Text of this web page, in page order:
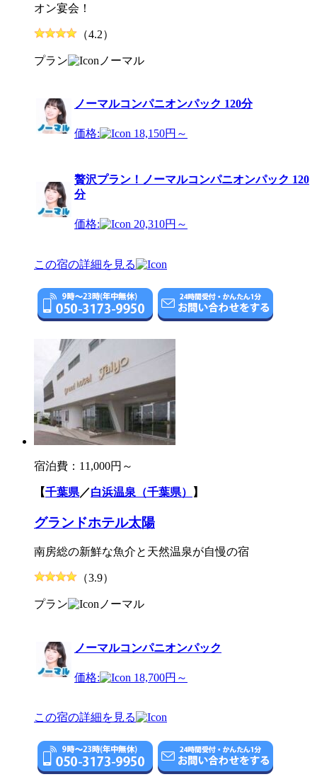
オン宴会！
（4.2）
プラン ノーマル
ノーマルコンパニオンパック 120分
価格: 18,150円～
贅沢プラン！ノーマルコンパニオンパック 120
分
価格: 20,310円～
この宿の詳細を見る
宿泊費： 11,000円～
【千葉県／白浜温泉（千葉県） 】
グランドホテル太陽
南房総の新鮮な魚介と天然温泉が自慢の宿
（3.9）
プラン ノーマル
ノーマルコンパニオンパック
価格: 18,700円～
この宿の詳細を見る